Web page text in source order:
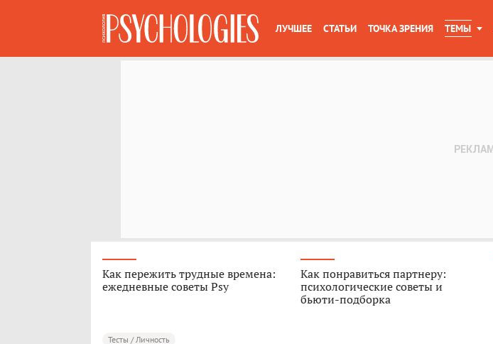
ЛУЧШЕЕ СТАТЬИ ТОЧКА ЗРЕНИЯ ТЕМЫ
Как пережить трудные времена:
ежедневные советы Psy
Как понравиться партнеру:
психологические советы и
бьюти-подборка
Тесты / Личность